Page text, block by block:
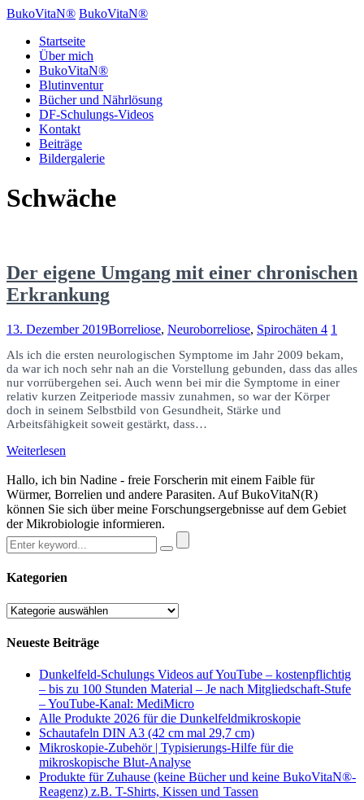
BukoVitaN® BukoVitaN®
Startseite
Über mich
BukoVitaN®
Blutinventur
Bücher und Nährlösung
DF-Schulungs-Videos
Kontakt
Beiträge
Bildergalerie
Schwäche
Der eigene Umgang mit einer chronischen
Erkrankung
13. Dezember 2019Borreliose, Neuroborreliose, Spirochäten 4 1
Als ich die ersten neurologischen Symptome im Jahr 2009 bekam,
da war ich noch sehr nah an die Vorstellung gebunden, dass das alles
nur vorrübergehen sei. Auch wenn bei mir die Symptome in einer
relativ kurzen Zeitperiode massiv zunahmen, so war der Körper
doch in seinem Selbstbild von Gesundheit, Stärke und
Arbeitsfähigkeit soweit gestärkt, dass…
Weiterlesen
Hallo, ich bin Nadine - freie Forscherin mit einem Faible für
Würmer, Borrelien und andere Parasiten. Auf BukoVitaN(R)
können Sie sich über meine Forschungsergebnisse auf dem Gebiet
der Mikrobiologie informieren.
Kategorien
Kategorien
Neueste Beiträge
Dunkelfeld-Schulungs Videos auf YouTube – kostenpflichtig
– bis zu 100 Stunden Material – Je nach Mitgliedschaft-Stufe
– YouTube-Kanal: MediMicro
Alle Produkte 2026 für die Dunkelfeldmikroskopie
Schautafeln DIN A3 (42 cm mal 29,7 cm)
Mikroskopie-Zubehör | Typisierungs-Hilfe für die
mikroskopische Blut-Analyse
Produkte für Zuhause (keine Bücher und keine BukoVitaN®-
Reagenz) z.B. T-Shirts, Kissen und Tassen